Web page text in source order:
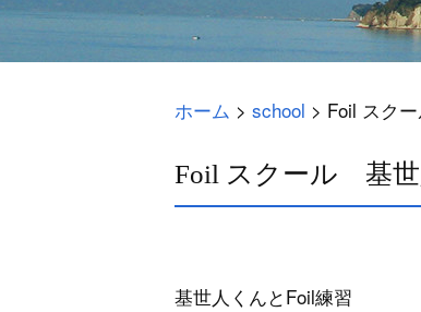
ホーム > school > Foil スク
Foil スクール 基世
基世人くんとFoil練習